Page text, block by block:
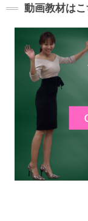
動画教材はこ